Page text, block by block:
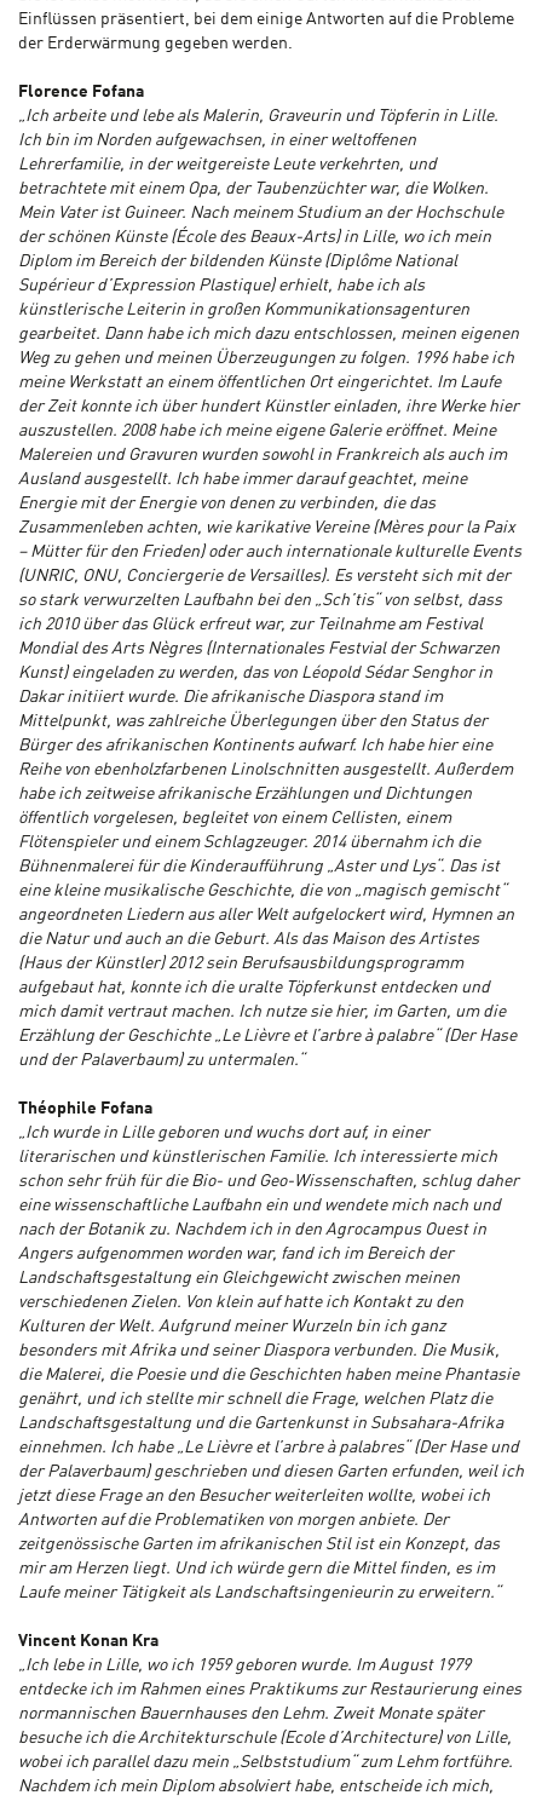
Einflüssen präsentiert, bei dem einige Antworten auf die Probleme
der Erderwärmung gegeben werden.
Florence Fofana
„Ich arbeite und lebe als Malerin, Graveurin und Töpferin in Lille.
Ich bin im Norden aufgewachsen, in einer weltoffenen
Lehrerfamilie, in der weitgereiste Leute verkehrten, und
betrachtete mit einem Opa, der Taubenzüchter war, die Wolken.
Mein Vater ist Guineer. Nach meinem Studium an der Hochschule
der schönen Künste (École des Beaux-Arts) in Lille, wo ich mein
Diplom im Bereich der bildenden Künste (Diplôme National
Supérieur d’Expression Plastique) erhielt, habe ich als
künstlerische Leiterin in großen Kommunikationsagenturen
gearbeitet. Dann habe ich mich dazu entschlossen, meinen eigenen
Weg zu gehen und meinen Überzeugungen zu folgen. 1996 habe ich
meine Werkstatt an einem öffentlichen Ort eingerichtet. Im Laufe
der Zeit konnte ich über hundert Künstler einladen, ihre Werke hier
auszustellen. 2008 habe ich meine eigene Galerie eröffnet. Meine
Malereien und Gravuren wurden sowohl in Frankreich als auch im
Ausland ausgestellt. Ich habe immer darauf geachtet, meine
Energie mit der Energie von denen zu verbinden, die das
Zusammenleben achten, wie karikative Vereine (Mères pour la Paix
– Mütter für den Frieden) oder auch internationale kulturelle Events
(UNRIC, ONU, Conciergerie de Versailles). Es versteht sich mit der
so stark verwurzelten Laufbahn bei den „Sch’tis“ von selbst, dass
ich 2010 über das Glück erfreut war, zur Teilnahme am Festival
Mondial des Arts Nègres (Internationales Festvial der Schwarzen
Kunst) eingeladen zu werden, das von Léopold Sédar Senghor in
Dakar initiiert wurde. Die afrikanische Diaspora stand im
Mittelpunkt, was zahlreiche Überlegungen über den Status der
Bürger des afrikanischen Kontinents aufwarf. Ich habe hier eine
Reihe von ebenholzfarbenen Linolschnitten ausgestellt. Außerdem
habe ich zeitweise afrikanische Erzählungen und Dichtungen
öffentlich vorgelesen, begleitet von einem Cellisten, einem
Flötenspieler und einem Schlagzeuger. 2014 übernahm ich die
Bühnenmalerei für die Kinderaufführung „Aster und Lys“. Das ist
eine kleine musikalische Geschichte, die von „magisch gemischt“
angeordneten Liedern aus aller Welt aufgelockert wird, Hymnen an
die Natur und auch an die Geburt. Als das Maison des Artistes
(Haus der Künstler) 2012 sein Berufsausbildungsprogramm
aufgebaut hat, konnte ich die uralte Töpferkunst entdecken und
mich damit vertraut machen. Ich nutze sie hier, im Garten, um die
Erzählung der Geschichte „Le Lièvre et l’arbre à palabre“ (Der Hase
und der Palaverbaum) zu untermalen.“
Théophile Fofana
„Ich wurde in Lille geboren und wuchs dort auf, in einer
literarischen und künstlerischen Familie. Ich interessierte mich
schon sehr früh für die Bio- und Geo-Wissenschaften, schlug daher
eine wissenschaftliche Laufbahn ein und wendete mich nach und
nach der Botanik zu. Nachdem ich in den Agrocampus Ouest in
Angers aufgenommen worden war, fand ich im Bereich der
Landschaftsgestaltung ein Gleichgewicht zwischen meinen
verschiedenen Zielen. Von klein auf hatte ich Kontakt zu den
Kulturen der Welt. Aufgrund meiner Wurzeln bin ich ganz
besonders mit Afrika und seiner Diaspora verbunden. Die Musik,
die Malerei, die Poesie und die Geschichten haben meine Phantasie
genährt, und ich stellte mir schnell die Frage, welchen Platz die
Landschaftsgestaltung und die Gartenkunst in Subsahara-Afrika
einnehmen. Ich habe „Le Lièvre et l’arbre à palabres“ (Der Hase und
der Palaverbaum) geschrieben und diesen Garten erfunden, weil ich
jetzt diese Frage an den Besucher weiterleiten wollte, wobei ich
Antworten auf die Problematiken von morgen anbiete. Der
zeitgenössische Garten im afrikanischen Stil ist ein Konzept, das
mir am Herzen liegt. Und ich würde gern die Mittel finden, es im
Laufe meiner Tätigkeit als Landschaftsingenieurin zu erweitern.“
Vincent Konan Kra
„Ich lebe in Lille, wo ich 1959 geboren wurde. Im August 1979
entdecke ich im Rahmen eines Praktikums zur Restaurierung eines
normannischen Bauernhauses den Lehm. Zweit Monate später
besuche ich die Architekturschule (Ecole d’Architecture) von Lille,
wobei ich parallel dazu mein „Selbststudium“ zum Lehm fortführe.
Nachdem ich mein Diplom absolviert habe, entscheide ich mich,